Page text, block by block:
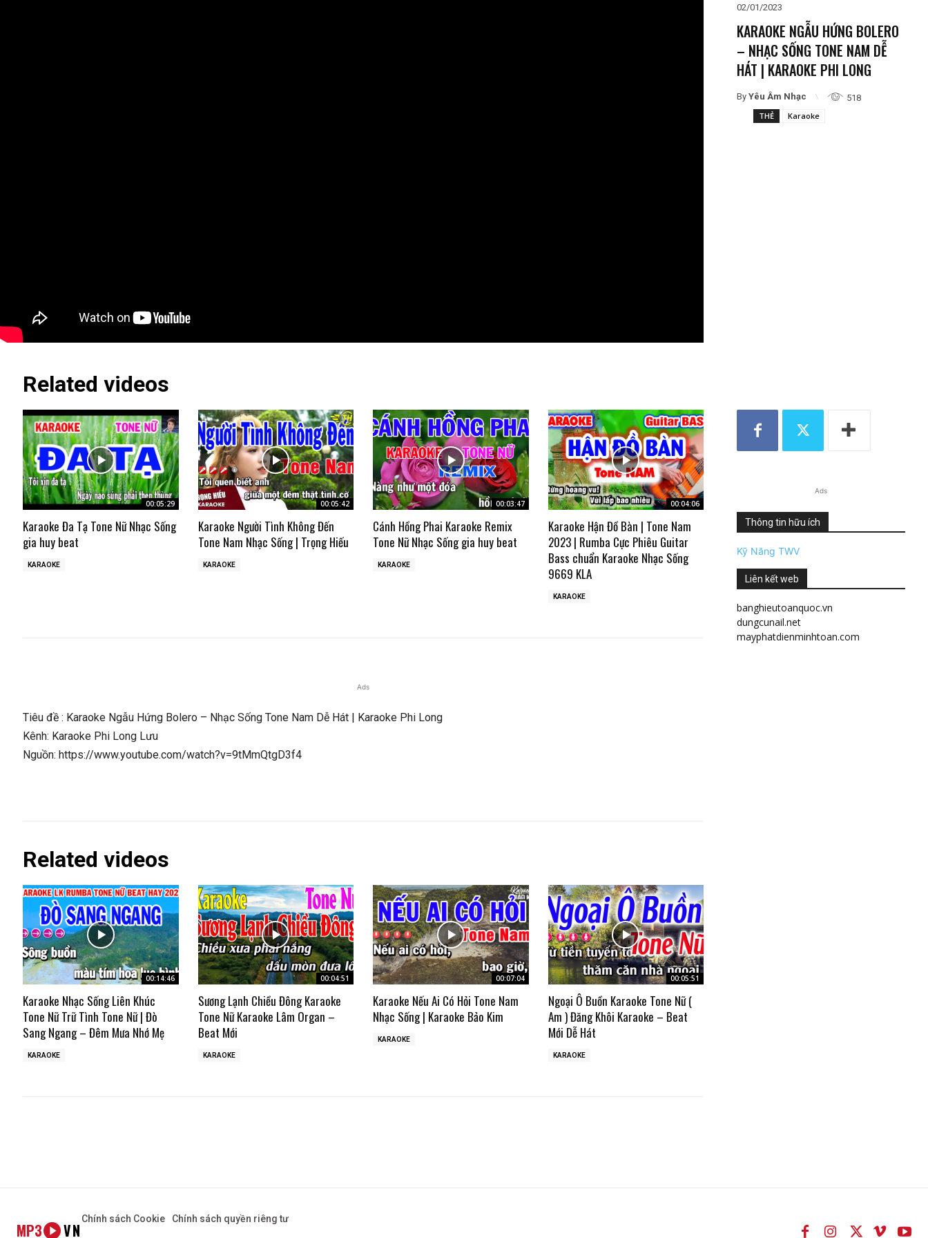
02/01/2023
KARAOKE NGẪU HỨNG BOLERO
– NHẠC SỐNG TONE NAM DỄ
HÁT | KARAOKE PHI LONG
By Yêu Âm Nhạc
518
THẺ
Karaoke
Related videos
00:05:29
Karaoke Đa Tạ Tone Nữ Nhạc Sống
gia huy beat
KARAOKE
00:05:42
Karaoke Người Tình Không Đến
Tone Nam Nhạc Sống | Trọng Hiếu
KARAOKE
00:03:47
Cánh Hồng Phai Karaoke Remix
Tone Nữ Nhạc Sống gia huy beat
KARAOKE
00:04:06
Karaoke Hận Đồ Bàn | Tone Nam
2023 | Rumba Cực Phiêu Guitar
Bass chuẩn Karaoke Nhạc Sống
9669 KLA
KARAOKE
Ads
Tiêu đề : Karaoke Ngẫu Hứng Bolero – Nhạc Sống Tone Nam Dễ Hát | Karaoke Phi Long
Kênh: Karaoke Phi Long Lưu
Nguồn: https://www.youtube.com/watch?v=9tMmQtgD3f4
Related videos
00:14:46
Karaoke Nhạc Sống Liên Khúc
Tone Nữ Trữ Tình Tone Nữ | Đò
Sang Ngang – Đêm Mưa Nhớ Mẹ
KARAOKE
00:04:51
Sương Lạnh Chiều Đông Karaoke
Tone Nữ Karaoke Lâm Organ –
Beat Mới
KARAOKE
00:07:04
Karaoke Nếu Ai Có Hỏi Tone Nam
Nhạc Sống | Karaoke Bảo Kim
KARAOKE
00:05:51
Ngoại Ô Buồn Karaoke Tone Nữ (
Am ) Đăng Khôi Karaoke – Beat
Mới Dễ Hát
KARAOKE
Ads
Thông tin hữu ích
Kỹ Năng TWV
Liên kết web
banghieutoanquoc.vn
dungcunail.net
mayphatdienminhtoan.com
MP3 VN
Chính sách Cookie Chính sách quyền riêng tư